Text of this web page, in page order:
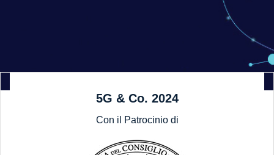
5G & Co. 2024
Con il Patrocinio di